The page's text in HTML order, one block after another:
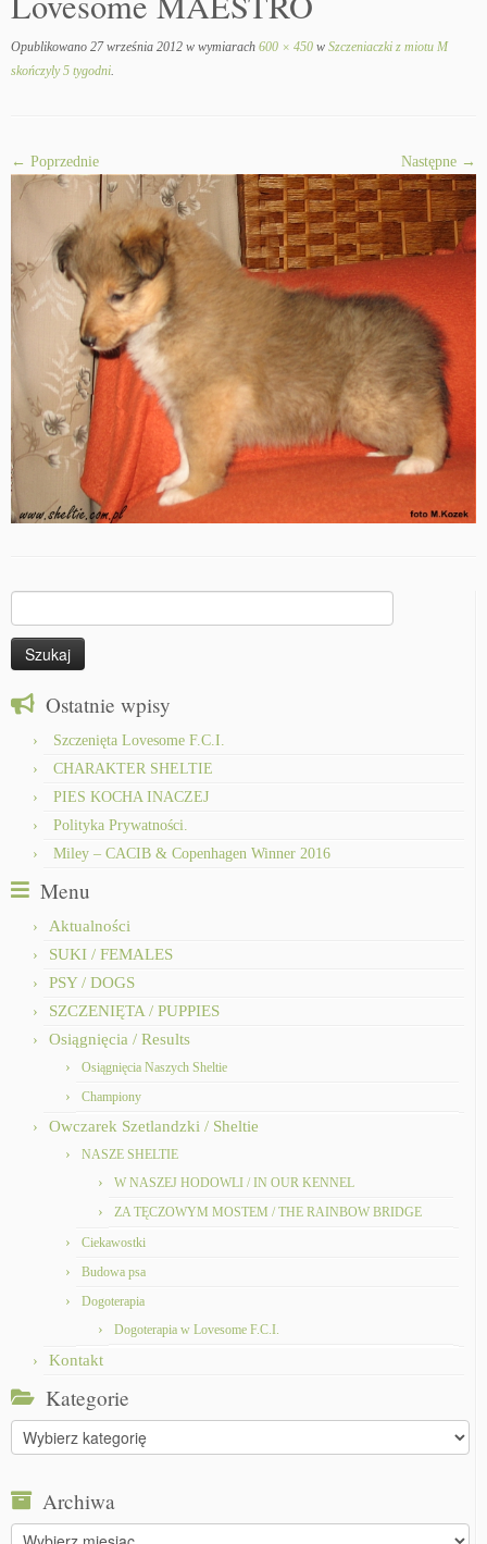
Opublikowano 27 września 2012 w wymiarach 600 × 450 w Szczeniaczki z miotu M
skończyly 5 tygodni.
← Poprzednie Następne →
Ostatnie wpisy
Szczenięta Lovesome F.C.I.
CHARAKTER SHELTIE
PIES KOCHA INACZEJ
Polityka Prywatności.
Miley – CACIB & Copenhagen Winner 2016
Menu
Aktualności
SUKI / FEMALES
PSY / DOGS
SZCZENIĘTA / PUPPIES
Osiągnięcia / Results
Osiągnięcia Naszych Sheltie
Championy
Owczarek Szetlandzki / Sheltie
NASZE SHELTIE
W NASZEJ HODOWLI / IN OUR KENNEL
ZA TĘCZOWYM MOSTEM / THE RAINBOW BRIDGE
Ciekawostki
Budowa psa
Dogoterapia
Dogoterapia w Lovesome F.C.I.
Kontakt
Kategorie
Kategorie
Archiwa
Archiwa